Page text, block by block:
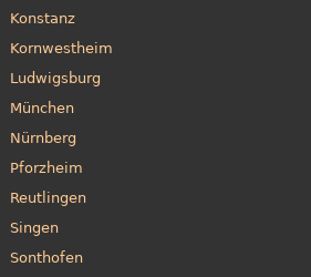
Konstanz
Kornwestheim
Ludwigsburg
München
Nürnberg
Pforzheim
Reutlingen
Singen
Sonthofen